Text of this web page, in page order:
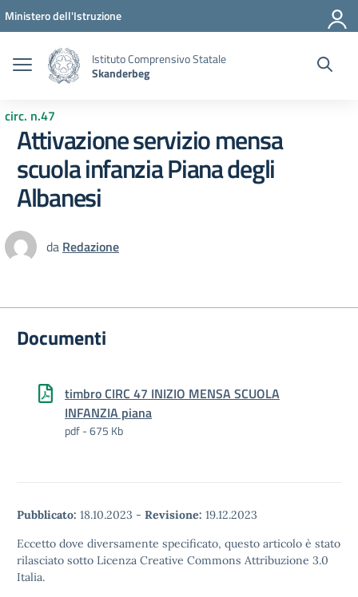
Vai ai contenuti
Vai al menu di navigazione
Vai al footer
Ministero dell'Istruzione
Istituto Comprensivo Statale
Skanderbeg
circ. n.47
Attivazione servizio mensa
scuola infanzia Piana degli
Albanesi
da Redazione
Documenti
timbro CIRC 47 INIZIO MENSA SCUOLA
INFANZIA piana
pdf - 675 Kb
Pubblicato: 18.10.2023 - Revisione: 19.12.2023
Eccetto dove diversamente specificato, questo articolo è stato
rilasciato sotto Licenza Creative Commons Attribuzione 3.0
Italia.